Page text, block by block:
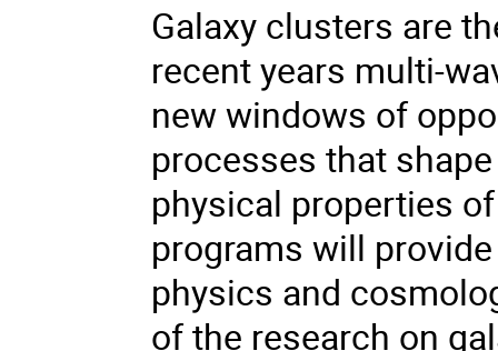
Galaxy clusters are
recent years multi-
new windows of
processes that
physical properties
programs will
physics and
of the research on